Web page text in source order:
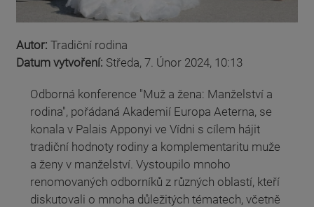
Autor: Tradiční rodina
Datum vytvoření: Středa, 7. Únor 2024, 10:13
Odborná konference "Muž a žena: Manželství a
rodina", pořádaná Akademií Europa Aeterna, se
konala v Palais Apponyi ve Vídni s cílem hájit
tradiční hodnoty rodiny a komplementaritu muže
a ženy v manželství. Vystoupilo mnoho
renomovaných odborníků z různých oblastí, kteří
diskutovali o mnoha důležitých tématech, včetně